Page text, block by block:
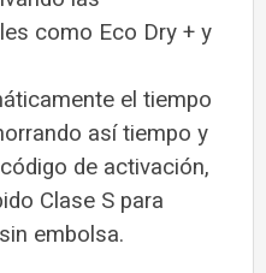
como Eco Dry + y
el tiempo
así tiempo y
de activación,
Clase S para
embolsa.